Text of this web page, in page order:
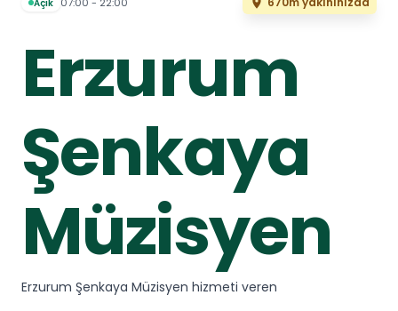
Açık 07:00 - 22:00
Erzurum
Şenkaya
Müzisyen
Erzurum Şenkaya Müzisyen hizmeti veren